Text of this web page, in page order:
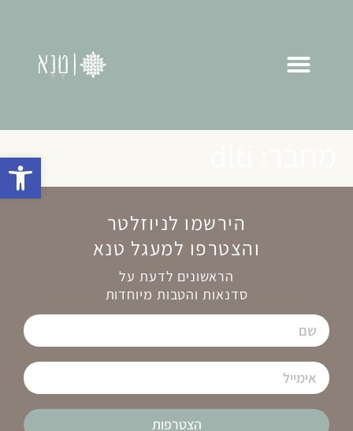
פתח
הירשמו לניוזלטר
והצטרפו למעגל טנא
הראשונים לדעת על
סדנאות והטבות מיוחדות
הצטרפות